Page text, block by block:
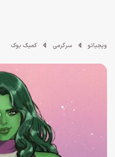
ویجیاتو سرگرمی کمیک بوک